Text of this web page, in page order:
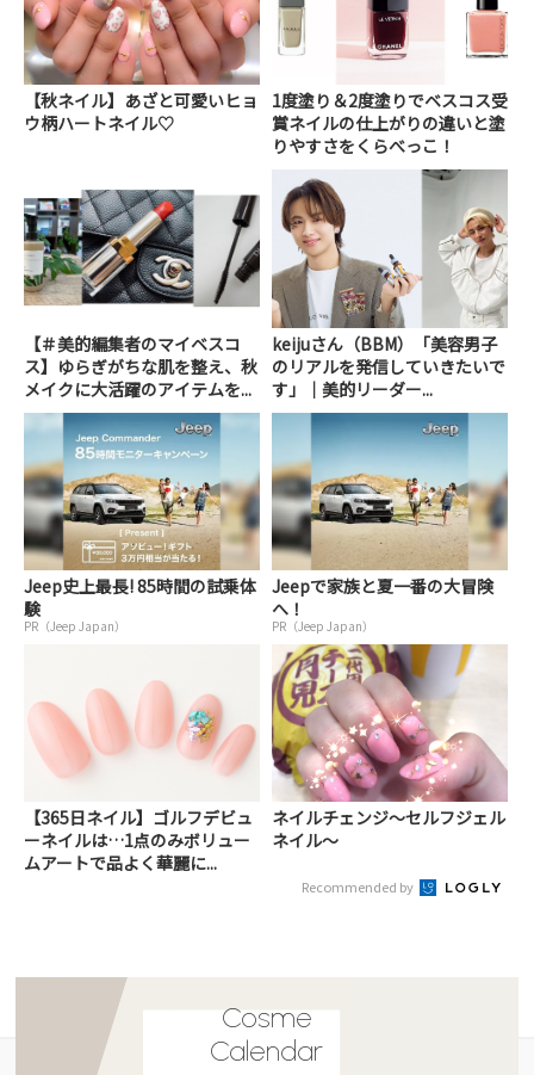
【秋ネイル】あざと可愛いヒョ
ウ柄ハートネイル♡
1度塗り＆2度塗りでベスコス受
賞ネイルの仕上がりの違いと塗
りやすさをくらべっこ！
【＃美的編集者のマイベスコ
ス】ゆらぎがちな肌を整え、秋
メイクに大活躍のアイテムを...
keijuさん（BBM）「美容男子
のリアルを発信していきたいで
す」｜美的リーダー...
Jeep史上最長! 85時間の試乗体
験
PR（Jeep Japan）
Jeepで家族と夏一番の大冒険
へ！
PR（Jeep Japan）
【365日ネイル】ゴルフデビュ
ーネイルは…1点のみボリュー
ムアートで品よく華麗に...
ネイルチェンジ〜セルフジェル
ネイル～
Recommended by
Cosme
Calendar